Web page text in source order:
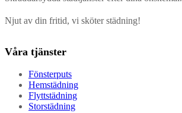
Njut av din fritid, vi sköter städning!
Våra tjänster
Fönsterputs
Hemstädning
Flyttstädning
Storstädning